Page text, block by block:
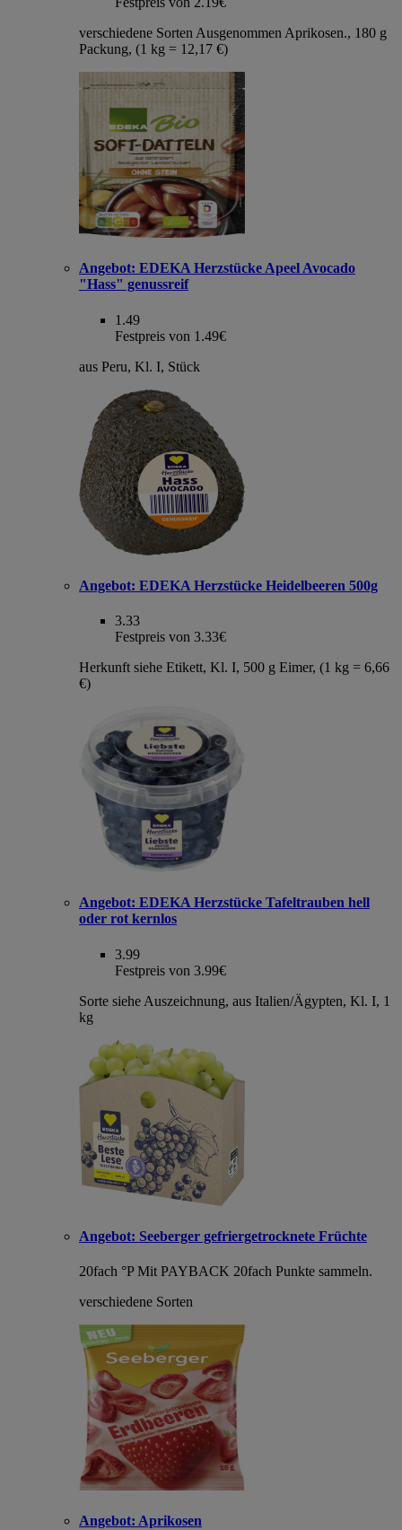
verschiedene Sorten Ausgenommen Aprikosen., 180 g
Packung, (1 kg = 12,17 €)
Angebot: EDEKA Herzstücke Apeel Avocado
"Hass" genussreif
1.49
Festpreis von 1.49€
aus Peru, Kl. I, Stück
Angebot: EDEKA Herzstücke Heidelbeeren 500g
3.33
Festpreis von 3.33€
Herkunft siehe Etikett, Kl. I, 500 g Eimer, (1 kg = 6,66
€)
Angebot: EDEKA Herzstücke Tafeltrauben hell
oder rot kernlos
3.99
Festpreis von 3.99€
Sorte siehe Auszeichnung, aus Italien/Ägypten, Kl. I, 1
kg
Angebot: Seeberger gefriergetrocknete Früchte
20fach °P Mit PAYBACK 20fach Punkte sammeln.
verschiedene Sorten
Angebot: Aprikosen